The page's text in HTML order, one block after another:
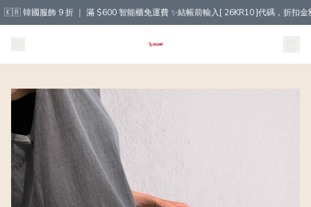
🇰🇷 韓國服飾 9 折 ｜ 滿 $600 智能櫃免運費 ✨結帳前輸入[ 26KR10 ]代碼，折扣金